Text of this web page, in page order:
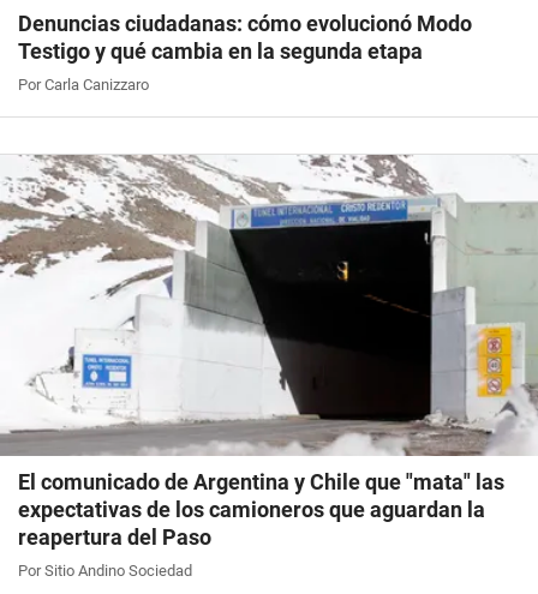
Denuncias ciudadanas: cómo evolucionó Modo
Testigo y qué cambia en la segunda etapa
Por Carla Canizzaro
El comunicado de Argentina y Chile que "mata" las
expectativas de los camioneros que aguardan la
reapertura del Paso
Por Sitio Andino Sociedad